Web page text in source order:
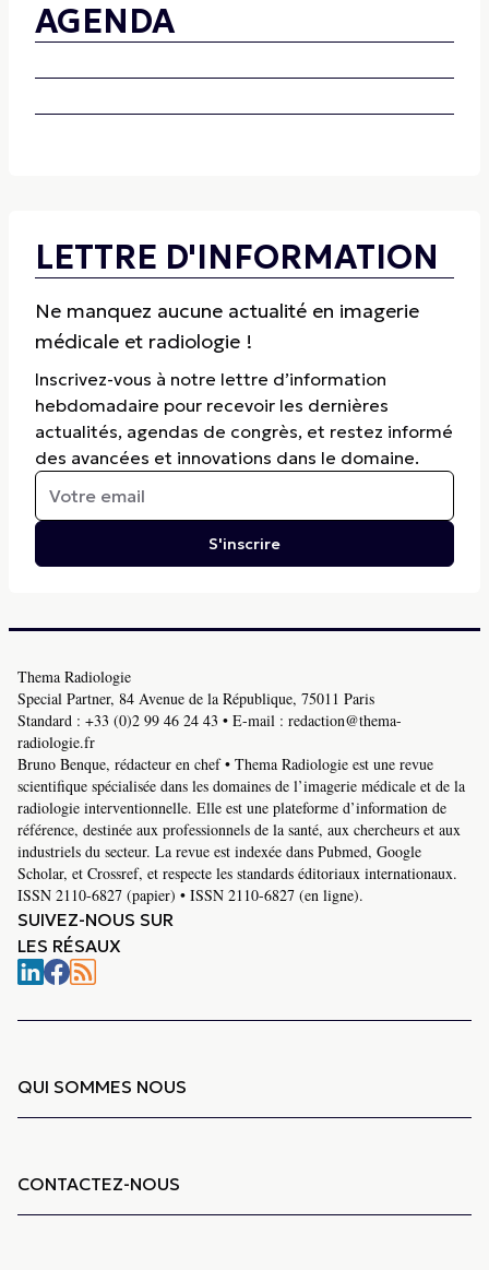
AGENDA
LETTRE D'INFORMATION
Ne manquez aucune actualité en imagerie
médicale et radiologie !
Inscrivez-vous à notre lettre d’information
hebdomadaire pour recevoir les dernières
actualités, agendas de congrès, et restez informé
des avancées et innovations dans le domaine.
S'inscrire
Thema Radiologie
Special Partner, 84 Avenue de la République, 75011 Paris
Standard : +33 (0)2 99 46 24 43 • E-mail : redaction@thema-
radiologie.fr
Bruno Benque, rédacteur en chef • Thema Radiologie est une revue
scientifique spécialisée dans les domaines de l’imagerie médicale et de la
radiologie interventionnelle. Elle est une plateforme d’information de
référence, destinée aux professionnels de la santé, aux chercheurs et aux
industriels du secteur. La revue est indexée dans Pubmed, Google
Scholar, et Crossref, et respecte les standards éditoriaux internationaux.
ISSN 2110-6827 (papier) • ISSN 2110-6827 (en ligne).
SUIVEZ-NOUS SUR
LES RÉSAUX
QUI SOMMES NOUS
CONTACTEZ-NOUS